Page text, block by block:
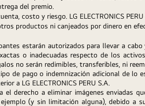
del premio.
costo y riesgo. LG ELECTRONICS
productos ni canjeados por dinero en
estarán autorizados para llevar a cabo
o inadecuadas respecto de los
no serán redimibles, transferibles, ni
de pago o indemnización adicional de lo
a LG ELECTRONICS PERU S.A.
el derecho a eliminar imágenes
(y sin limitación alguna), debido a